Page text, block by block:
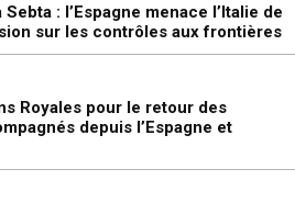
: l’Espagne menace l’Italie de
sur les contrôles aux frontières
Royales pour le retour des
depuis l’Espagne et